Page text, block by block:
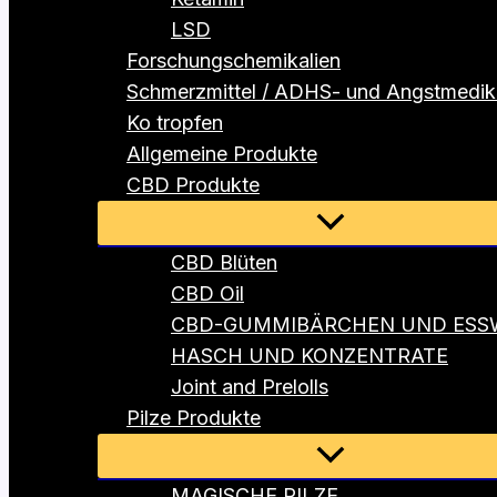
LSD
Forschungschemikalien
Schmerzmittel / ADHS- und
Ko tropfen
Allgemeine Produkte
CBD Produkte
Menü
umschalten
CBD Blüten
CBD Oil
CBD-GUMMIBÄRCHEN UND
HASCH UND KONZENTRATE
Joint and Prelolls
Pilze Produkte
Menü
umschalten